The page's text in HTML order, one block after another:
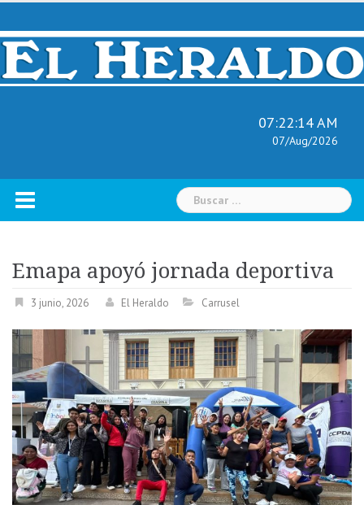
Skip
content
07:22:15 AM
07/Aug/2026
Buscar:
Emapa apoyó jornada deportiva
3 junio, 2026 El Heraldo Carrusel